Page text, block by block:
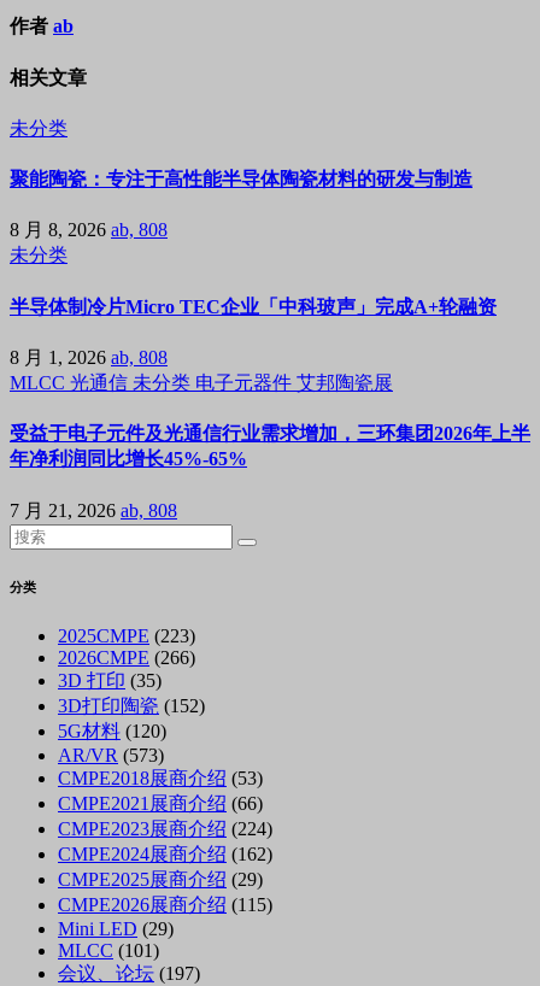
作者 ab
相关文章
未分类
聚能陶瓷：专注于高性能半导体陶瓷材料的研发与制造
8 月 8, 2026 ab, 808
未分类
半导体制冷片Micro TEC企业「中科玻声」完成A+轮融资
8 月 1, 2026 ab, 808
MLCC 光通信 未分类 电子元器件 艾邦陶瓷展
受益于电子元件及光通信行业需求增加，三环集团2026年上半
年净利润同比增长45%-65%
7 月 21, 2026 ab, 808
分类
2025CMPE (223)
2026CMPE (266)
3D 打印 (35)
3D打印陶瓷 (152)
5G材料 (120)
AR/VR (573)
CMPE2018展商介绍 (53)
CMPE2021展商介绍 (66)
CMPE2023展商介绍 (224)
CMPE2024展商介绍 (162)
CMPE2025展商介绍 (29)
CMPE2026展商介绍 (115)
Mini LED (29)
MLCC (101)
会议、论坛 (197)